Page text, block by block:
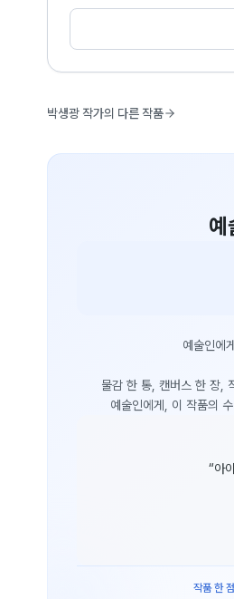
박생광 작가의 다른 작품
예
예술인에
물감 한 통, 캔버스 한 장,
예술인에게, 이 작품의
“아
작품 한